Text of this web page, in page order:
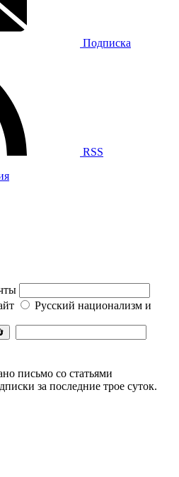
Подписка
RSS
Русский национализм и
письмо со статьями
за последние трое суток.